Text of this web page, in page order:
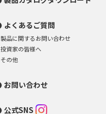
よくあるご質問
製品に関するお問い合わせ
投資家の皆様へ
その他
お問い合わせ
公式SNS